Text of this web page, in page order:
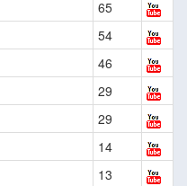
65
54
46
29
29
14
13